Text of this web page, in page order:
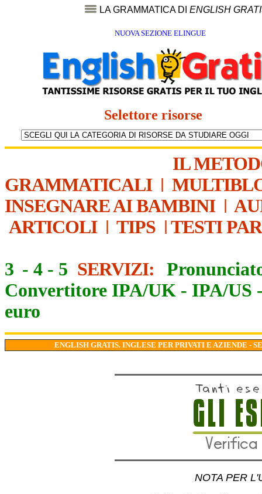
LA GRAMMATICA DI ENGLISH
NUOVA SEZIONE ELINGUE
Selettore risorse
IL
GRAMMATICALI|
INSEGNARE AI BAMBINI|
ARTICOLI| TIPS | TESTI
3 - 4 - 5 SERVIZI:
Convertitore IPA/UK - IPA/US
euro
ENGLISH GRATIS. INGLESE PER PRIVATI E AZIENDE -
NOTA PER